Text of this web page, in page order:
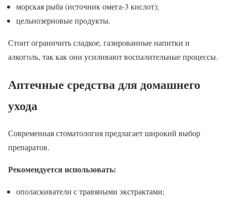
морская рыба (источник омега-3 кислот);
цельнозерновые продукты.
Стоит ограничить сладкое, газированные напитки и
алкоголь, так как они усиливают воспалительные процессы.
Аптечные средства для домашнего
ухода
Современная стоматология предлагает широкий выбор
препаратов.
Рекомендуется использовать:
ополаскиватели с травяными экстрактами;